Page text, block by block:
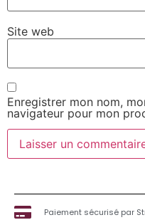
Site web
Enregistrer mon nom,
navigateur pour mon
Paiement sécurisé par